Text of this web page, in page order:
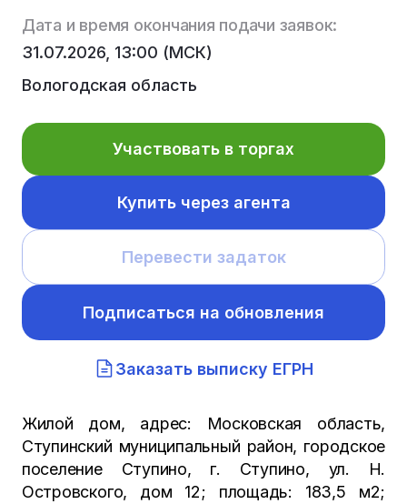
Дата и время окончания подачи заявок:
31.07.2026, 13:00 (МСК)
Вологодская область
Участвовать в торгах
Купить через агента
Перевести задаток
Подписаться на обновления
Заказать выписку ЕГРН
Жилой дом, адрес: Московская область,
Ступинский муниципальный район, городское
поселение Ступино, г. Ступино, ул. Н.
Островского, дом 12; площадь: 183,5 м2;